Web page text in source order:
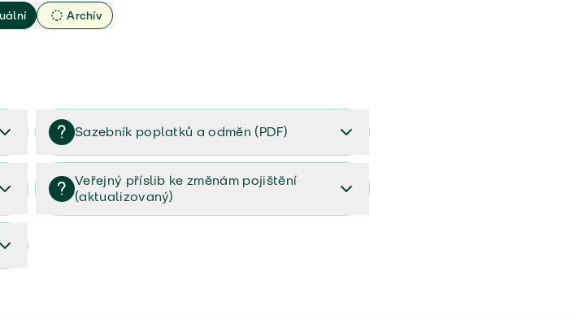
Archív
Sazebník poplatků a odměn (PDF)
Sazebník poplatků a odměn (PDF)
Veřejný příslib ke změnám pojištění
(aktualizovaný)